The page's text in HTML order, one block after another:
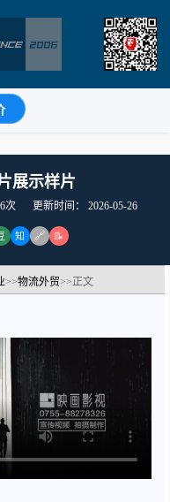
展示样片
次 更新时间： 2026-05-26
知 🔗 📝
>>物流外贸>>正文